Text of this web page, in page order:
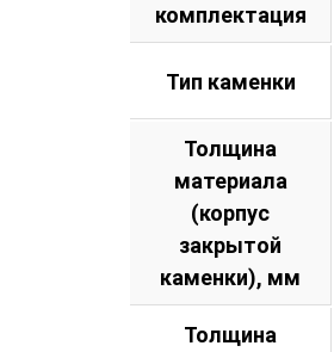
комплектация
Тип каменки
Толщина
материала
(корпус
закрытой
каменки), мм
Толщина